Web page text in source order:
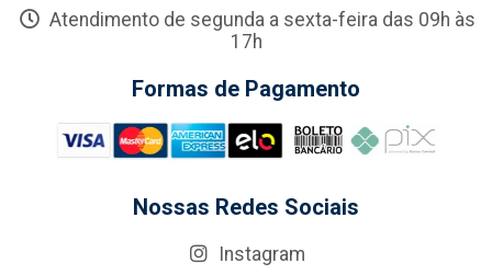
Atendimento de segunda a sexta-feira das 09h às
17h
Formas de Pagamento
Nossas Redes Sociais
Instagram